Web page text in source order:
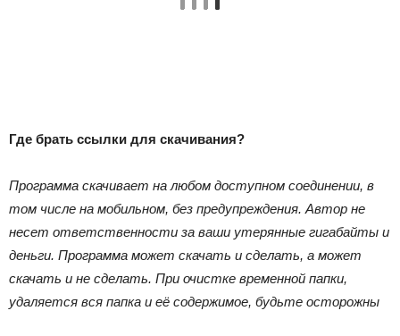
Где брать ссылки для скачивания?
Программа скачивает на любом доступном соединении, в
том числе на мобильном, без предупреждения. Автор не
несет ответственности за ваши утерянные гигабайты и
деньги. Программа может скачать и сделать, а может
скачать и не сделать. При очистке временной папки,
удаляется вся папка и её содержимое, будьте осторожны